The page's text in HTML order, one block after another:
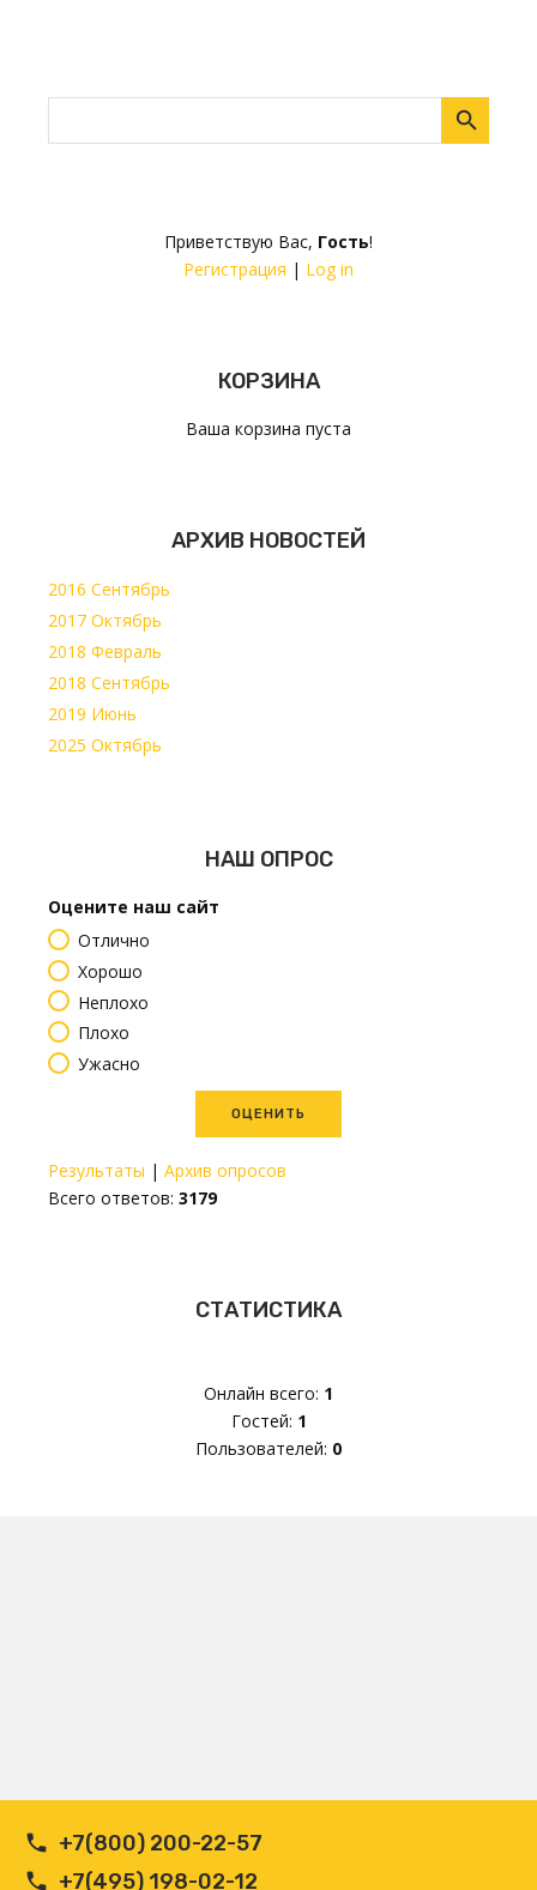
Приветствую Вас, Гость!
Регистрация | Log in
КОРЗИНА
Ваша корзина пуста
АРХИВ НОВОСТЕЙ
2016 Сентябрь
2017 Октябрь
2018 Февраль
2018 Сентябрь
2019 Июнь
2025 Октябрь
НАШ ОПРОС
Оцените наш сайт
Отлично
Хорошо
Неплохо
Плохо
Ужасно
Результаты | Архив опросов
Всего ответов: 3179
СТАТИСТИКА
Онлайн всего: 1
Гостей: 1
Пользователей: 0
+7(800) 200-22-57
+7(495) 198-02-12